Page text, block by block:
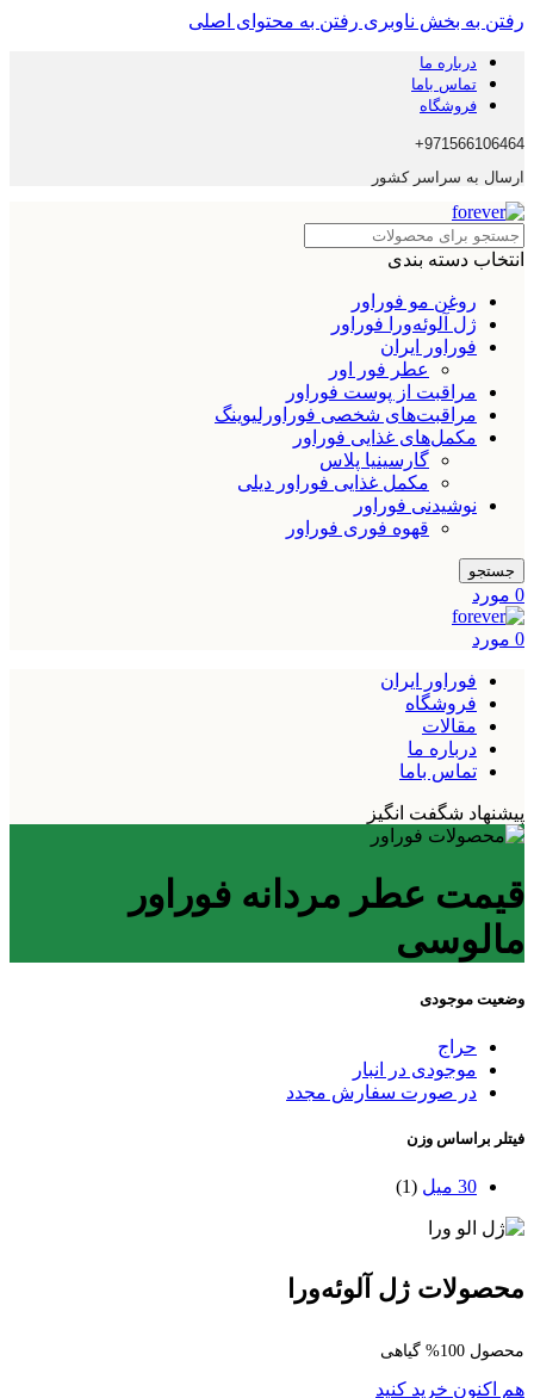
رفتن به بخش ناوبری رفتن به محتوای اصلی
درباره ما
تماس باما
فروشگاه
971566106464+
ارسال به سراسر کشور
انتخاب دسته بندی
روغن مو فوراور
ژل آلوئه‌ورا فوراور
فوراور ایران
عطر فور اور
مراقبت از پوست فوراور
مراقبت‌های شخصی فوراورلیوینگ
مکمل‌های غذایی فوراور
گارسینیا پلاس
مکمل غذایی فوراور دیلی
نوشیدنی فوراور
قهوه فوری فوراور
جستجو
0 مورد
0 مورد
فوراور ایران
فروشگاه
مقالات
درباره ما
تماس باما
پیشنهاد شگفت انگیز
قیمت عطر مردانه فوراور
مالوسی
وضعیت موجودی
حراج
موجودی در انبار
در صورت سفارش مجدد
فیتلر براساس وزن
30 میل (1)
محصولات ژل آلوئه‌ورا
محصول 100% گیاهی
هم اکنون خرید کنید